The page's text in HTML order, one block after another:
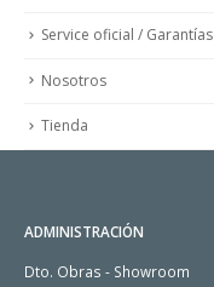
Service oficial / Garantías
Nosotros
Tienda
ADMINISTRACIÓN
Dto. Obras - Showroom